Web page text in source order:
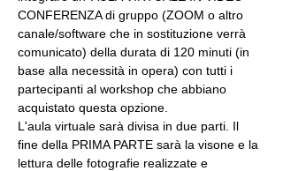
CONFERENZA di gruppo (ZOOM o altro
canale/software che in sostituzione verrà
comunicato) della durata di 120 minuti (in
base alla necessità in opera) con tutti i
partecipanti al workshop che abbiano
acquistato questa opzione.
L'aula virtuale sarà divisa in due parti. Il
fine della PRIMA PARTE sarà la visone e la
lettura delle fotografie realizzate e